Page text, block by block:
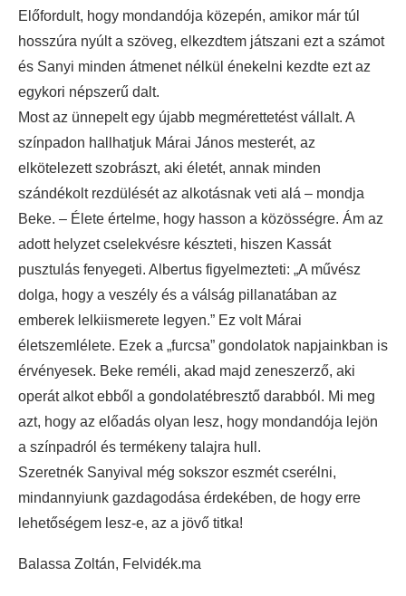
Előfordult, hogy mondandója közepén, amikor már túl
hosszúra nyúlt a szöveg, elkezdtem játszani ezt a számot
és Sanyi minden átmenet nélkül énekelni kezdte ezt az
egykori népszerű dalt.
Most az ünnepelt egy újabb megmérettetést vállalt. A
színpadon hallhatjuk Márai János mesterét, az
elkötelezett szobrászt, aki életét, annak minden
szándékolt rezdülését az alkotásnak veti alá – mondja
Beke. – Élete értelme, hogy hasson a közösségre. Ám az
adott helyzet cselekvésre készteti, hiszen Kassát
pusztulás fenyegeti. Albertus figyelmezteti: „A művész
dolga, hogy a veszély és a válság pillanatában az
emberek lelkiismerete legyen.” Ez volt Márai
életszemlélete. Ezek a „furcsa” gondolatok napjainkban is
érvényesek. Beke reméli, akad majd zeneszerző, aki
operát alkot ebből a gondolatébresztő darabból. Mi meg
azt, hogy az előadás olyan lesz, hogy mondandója lejön
a színpadról és termékeny talajra hull.
Szeretnék Sanyival még sokszor eszmét cserélni,
mindannyiunk gazdagodása érdekében, de hogy erre
lehetőségem lesz-e, az a jövő titka!
Balassa Zoltán, Felvidék.ma